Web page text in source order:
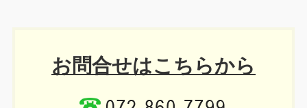
お問合せはこちらから